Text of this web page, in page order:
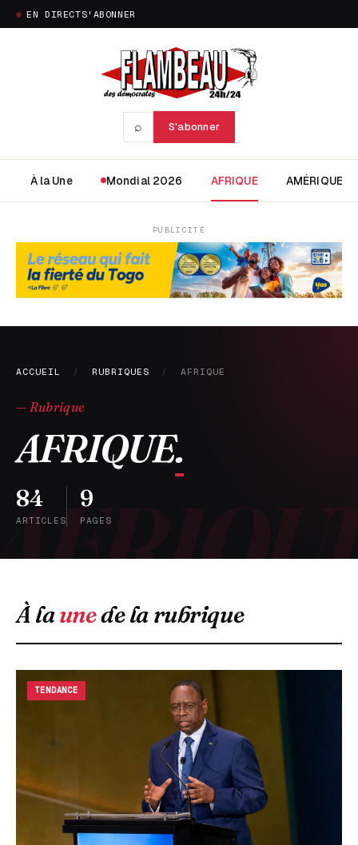
EN DIRECTS'ABONNER
⌕ S'abonner
À la Une Mondial 2026 AFRIQUE AMÉRIQUE
PUBLICITÉ
ACCUEIL / RUBRIQUES / AFRIQUE
— Rubrique
AFRIQUE.
84
ARTICLES
9
PAGES
À launede la rubrique
TENDANCE